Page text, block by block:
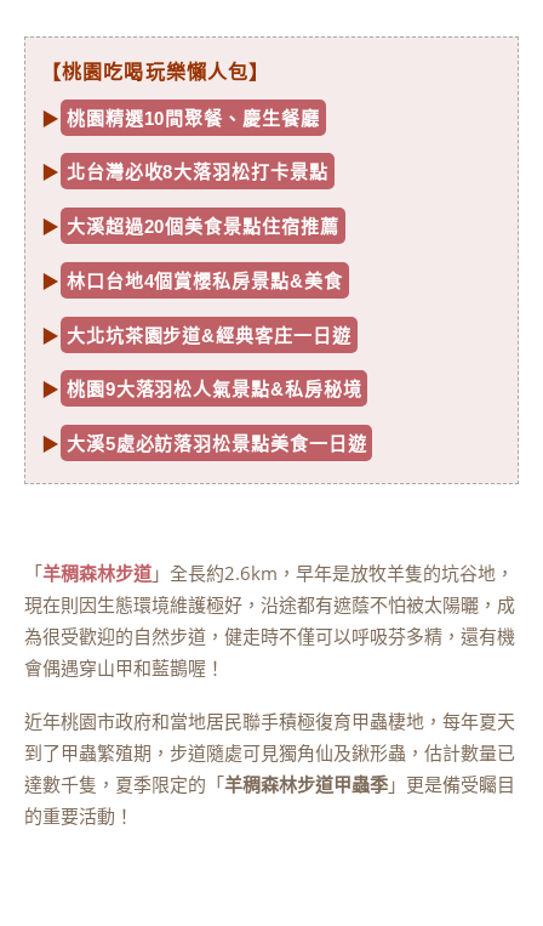
【桃園吃喝玩樂懶人包】
▶ 桃園精選10間聚餐、慶生餐廳
▶ 北台灣必收8大落羽松打卡景點
▶ 大溪超過20個美食景點住宿推薦
▶ 林口台地4個賞櫻私房景點&美食
▶ 大北坑茶園步道&經典客庄一日遊
▶ 桃園9大落羽松人氣景點&私房秘境
▶ 大溪5處必訪落羽松景點美食一日遊
「羊稠森林步道 」全長約2.6km，早年是放牧羊隻的坑谷地，
現在則因生態環境維護極好，沿途都有遮蔭不怕被太陽曬，成
為很受歡迎的自然步道，健走時不僅可以呼吸芬多精，還有機
會偶遇穿山甲和藍鵲喔！
近年桃園市政府和當地居民聯手積極復育甲蟲棲地，每年夏天
到了甲蟲繁殖期，步道隨處可見獨角仙及鍬形蟲，估計數量已
達數千隻，夏季限定的「羊稠森林步道甲蟲季 」更是備受矚目
的重要活動！